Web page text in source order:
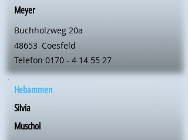
Meyer
Buchholzweg 20a
48653 Coesfeld
Telefon 0170 - 4 14 55 27
Hebammen
Silvia
Muschol